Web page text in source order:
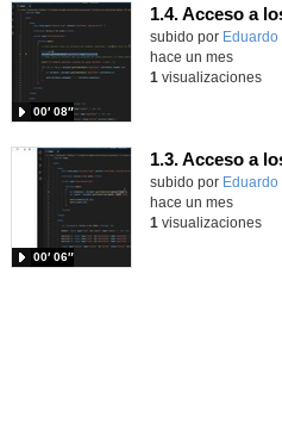
Contenido
subido por Eduardo
00′ 08″
hace un mes
1 visualizaciones
1.3. Acceso a
Contenido
subido por Eduardo
00′ 06″
hace un mes
1 visualizaciones